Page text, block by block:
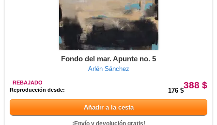
Fondo del mar. Apunte no. 5
Arlén Sánchez
388 $
REBAJADO
Reproducción desde:
176 $
Añadir a la cesta
¡Envío y devolución gratis!